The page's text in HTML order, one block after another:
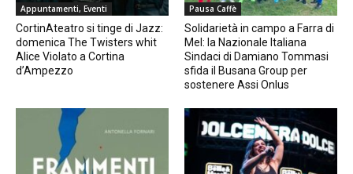
Appuntamenti, Eventi
CortinAteatro si tinge di Jazz:
domenica The Twisters whit
Alice Violato a Cortina
d’Ampezzo
Pausa Caffè
Solidarietà in campo a Farra di
Mel: la Nazionale Italiana
Sindaci di Damiano Tommasi
sfida il Busana Group per
sostenere Assi Onlus